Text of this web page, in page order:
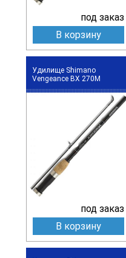
под заказ
В корзину
Удилище Shimano
Vengeance BX 270M
под заказ
В корзину